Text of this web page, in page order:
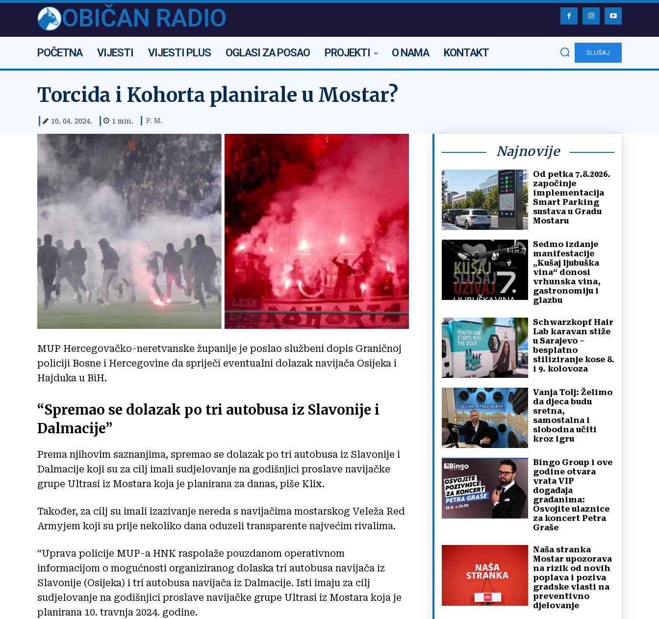
OBIČAN RADIO
POČETNA VIJESTI VIJESTI PLUS OGLASI ZA POSAO PROJEKTI O NAMA KONTAKT SLUŠAJ
Torcida i Kohorta planirale u Mostar?
10. 04. 2024. 1 min. P. M.
MUP Hercegovačko-neretvanske županije je poslao službeni dopis Graničnoj
policiji Bosne i Hercegovine da spriječi eventualni dolazak navijača Osijeka i
Hajduka u BiH.
“Spremao se dolazak po tri autobusa iz Slavonije i
Dalmacije”
Prema njihovim saznanjima, spremao se dolazak po tri autobusa iz Slavonije i
Dalmacije koji su za cilj imali sudjelovanje na godišnjici proslave navijačke
grupe Ultrasi iz Mostara koja je planirana za danas, piše Klix.
Također, za cilj su imali izazivanje nereda s navijačima mostarskog Veleža Red
Armyjem koji su prije nekoliko dana oduzeli transparente najvećim rivalima.
“Uprava policije MUP-a HNK raspolaže pouzdanom operativnom
informacijom o mogućnosti organiziranog dolaska tri autobusa navijača iz
Slavonije (Osijeka) i tri autobusa navijača iz Dalmacije. Isti imaju za cilj
sudjelovanje na godišnjici proslave navijačke grupe Ultrasi iz Mostara koja je
planirana 10. travnja 2024. godine.
Najnovije
Od petka 7.8.2026.
započinje
implementacija
Smart Parking
sustava u Gradu
Mostaru
Sedmo izdanje
manifestacije
„Kušaj ljubuška
vina“ donosi
vrhunska vina,
gastronomiju i
glazbu
Schwarzkopf Hair
Lab karavan stiže
u Sarajevo –
besplatno
stiliziranje kose 8.
i 9. kolovoza
Vanja Tolj: Želimo
da djeca budu
sretna,
samostalna i
slobodna učiti
kroz igru
Bingo Group i ove
godine otvara
vrata VIP
događaja
građanima:
Osvojite ulaznice
za koncert Petra
Graše
Naša stranka
Mostar upozorava
na rizik od novih
poplava i poziva
gradske vlasti na
preventivno
djelovanje